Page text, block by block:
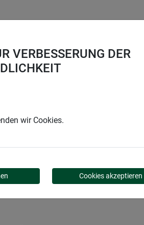
VERBESSERUNG DER
wir Cookies.
Cookies akzeptieren